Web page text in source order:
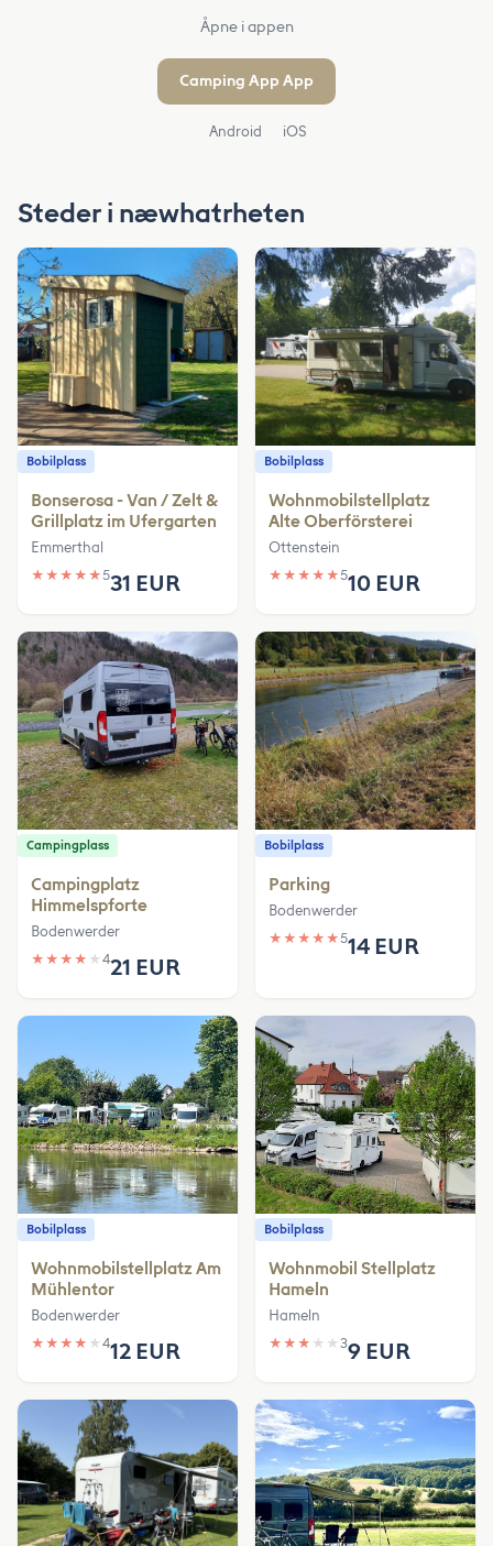
Åpne i appen
Camping App App
Android iOS
Steder i næwhatrheten
Bobilplass
Bonserosa - Van / Zelt &
Grillplatz im Ufergarten
Emmerthal
★ ★ ★ ★ ★531 EUR
Bobilplass
Wohnmobilstellplatz
Alte Oberförsterei
Ottenstein
★ ★ ★ ★ ★510 EUR
Campingplass
Campingplatz
Himmelspforte
Bodenwerder
★ ★ ★ ★ ★ 421 EUR
Bobilplass
Parking
Bodenwerder
★ ★ ★ ★ ★514 EUR
Bobilplass
Wohnmobilstellplatz Am
Mühlentor
Bodenwerder
★ ★ ★ ★ ★ 412 EUR
Bobilplass
Wohnmobil Stellplatz
Hameln
Hameln
★ ★ ★ ★ ★ 39 EUR